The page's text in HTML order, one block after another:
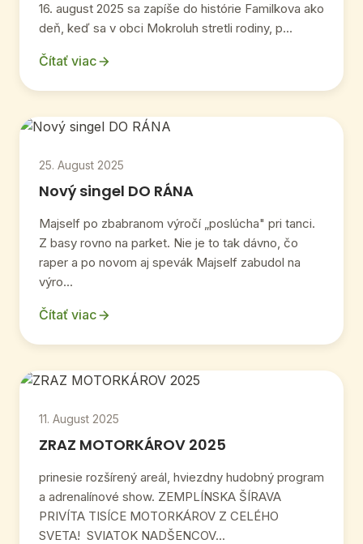
16. august 2025 sa zapíše do histórie Familkova ako
deň, keď sa v obci Mokroluh stretli rodiny, p...
Čítať viac
25. August 2025
Nový singel DO RÁNA
Majself po zbabranom výročí „poslúcha" pri tanci.
Z basy rovno na parket. Nie je to tak dávno, čo
raper a po novom aj spevák Majself zabudol na
výro...
Čítať viac
11. August 2025
ZRAZ MOTORKÁROV 2025
prinesie rozšírený areál, hviezdny hudobný program
a adrenalínové show. ZEMPLÍNSKA ŠÍRAVA
PRIVÍTA TISÍCE MOTORKÁROV Z CELÉHO
SVETA! SVIATOK NADŠENCOV...